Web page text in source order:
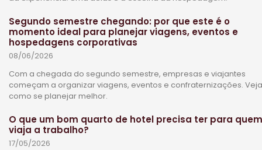
Segundo semestre chegando: por que este é o
momento ideal para planejar viagens, eventos e
hospedagens corporativas
08/06/2026
Com a chegada do segundo semestre, empresas e viajantes
começam a organizar viagens, eventos e confraternizações. Veja
como se planejar melhor.
O que um bom quarto de hotel precisa ter para quem
viaja a trabalho?
17/05/2026